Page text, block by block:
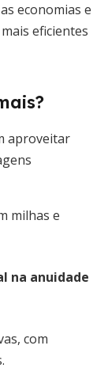
economias e
eficientes
aproveitar
milhas e
na anuidade
com